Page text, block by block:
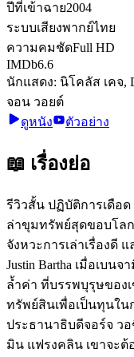
ปีที่เข้าฉาย2004
ระบบเสียงพากย์ไทย
ความคมชัดFull HD
IMDb6.6
นักแสดง: นิโคลัส เคจ,
จอน วอยต์
ดูหนัง
ตัวอย่าง
📖 เรื่องย่อ
รีวิวสั้น ปฏิบัติการเดือ
ล่าขุมทรัพย์สุดขอบโลก
จังหวะการเล่าเรื่องดี
Justin Bartha เมื่อเบ
ล้ำค่า ที่บรรพบุรุษของ
ทรัพย์สินเพื่อเป็นทุนใ
ประธานาธิบดีจอร์จ ว
มิน แฟรงคลิน เขาจะ